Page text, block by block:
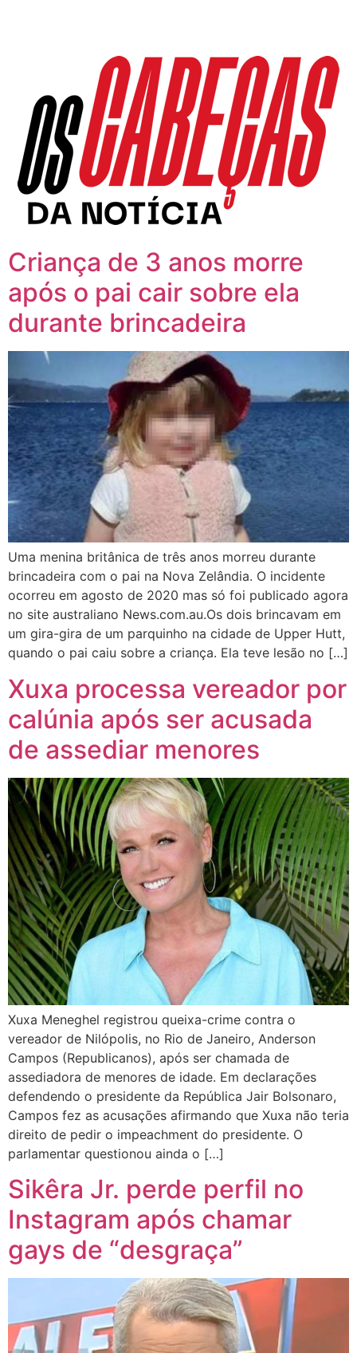
Criança de 3 anos morre
após o pai cair sobre ela
durante brincadeira
Uma menina britânica de três anos morreu durante
brincadeira com o pai na Nova Zelândia. O incidente
ocorreu em agosto de 2020 mas só foi publicado agora
no site australiano News.com.au.Os dois brincavam em
um gira-gira de um parquinho na cidade de Upper Hutt,
quando o pai caiu sobre a criança. Ela teve lesão no […]
Xuxa processa vereador por
calúnia após ser acusada
de assediar menores
Xuxa Meneghel registrou queixa-crime contra o
vereador de Nilópolis, no Rio de Janeiro, Anderson
Campos (Republicanos), após ser chamada de
assediadora de menores de idade. Em declarações
defendendo o presidente da República Jair Bolsonaro,
Campos fez as acusações afirmando que Xuxa não teria
direito de pedir o impeachment do presidente. O
parlamentar questionou ainda o […]
Sikêra Jr. perde perfil no
Instagram após chamar
gays de “desgraça”